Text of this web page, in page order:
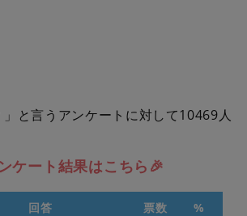
」と言うアンケートに対して10469人
ケート結果はこちら🎉
回答 票数 %